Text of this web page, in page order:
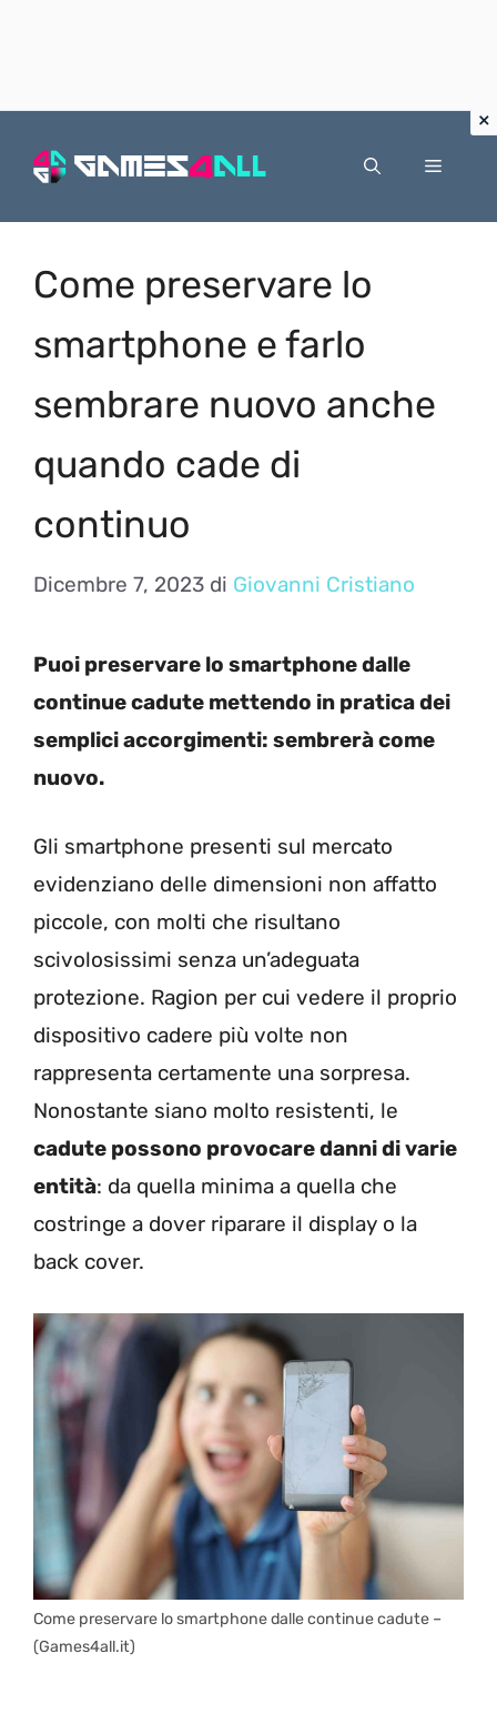
Menu
Come preservare lo
smartphone e farlo
sembrare nuovo anche
quando cade di
continuo
Dicembre 7, 2023 di Giovanni Cristiano
Puoi preservare lo smartphone dalle
continue cadute mettendo in pratica dei
semplici accorgimenti: sembrerà come
nuovo.
Gli smartphone presenti sul mercato
evidenziano delle dimensioni non affatto
piccole, con molti che risultano
scivolosissimi senza un’adeguata
protezione. Ragion per cui vedere il proprio
dispositivo cadere più volte non
rappresenta certamente una sorpresa.
Nonostante siano molto resistenti, le
cadute possono provocare danni di varie
entità: da quella minima a quella che
costringe a dover riparare il display o la
back cover.
Come preservare lo smartphone dalle continue cadute –
(Games4all.it)